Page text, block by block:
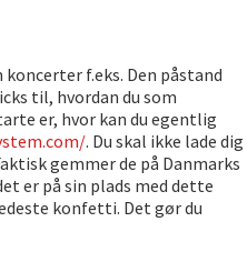
f.eks. Den påstand
til, hvordan du som
er, hvor kan du egentlig
. Du skal ikke lade dig
gemmer de på Danmarks
er på sin plads med dette
konfetti. Det gør du